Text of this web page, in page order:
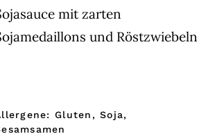
mit zarten
und Röstzwiebeln
Gluten, Soja,